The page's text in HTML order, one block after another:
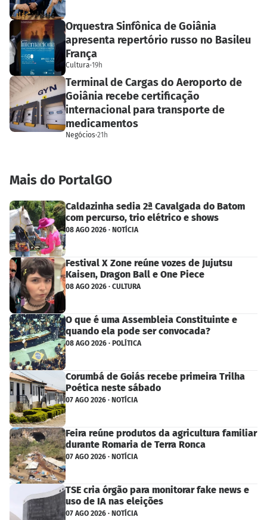
Orquestra Sinfônica de Goiânia
apresenta repertório russo no Basileu
França
Cultura·19h
Terminal de Cargas do Aeroporto de
Goiânia recebe certificação
internacional para transporte de
medicamentos
Negócios·21h
Mais do PortalGO
Caldazinha sedia 2ª Cavalgada do Batom
com percurso, trio elétrico e shows
08 AGO 2026 · NOTÍCIA
Festival X Zone reúne vozes de Jujutsu
Kaisen, Dragon Ball e One Piece
08 AGO 2026 · CULTURA
O que é uma Assembleia Constituinte e
quando ela pode ser convocada?
08 AGO 2026 · POLÍTICA
Corumbá de Goiás recebe primeira Trilha
Poética neste sábado
07 AGO 2026 · NOTÍCIA
Feira reúne produtos da agricultura familiar
durante Romaria de Terra Ronca
07 AGO 2026 · NOTÍCIA
TSE cria órgão para monitorar fake news e
uso de IA nas eleições
07 AGO 2026 · NOTÍCIA